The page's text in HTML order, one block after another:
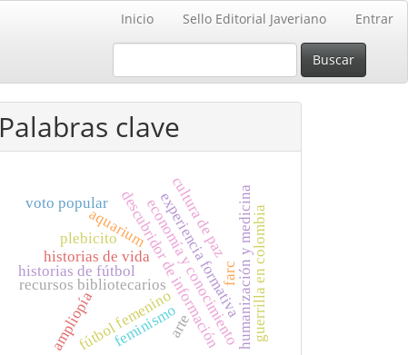
Inicio Sello Editorial Javeriano Entrar
Buscar
Palabras clave
descubridor de información
recursos bibliotecarios
aquariumeconomía y conocimientohumanización y medicina
historias de vida
ampliopía
historias de fútbol
fútbol femeninoexperiencia formativa
feminismoarte guerrilla en colombia
cultura de paz
plebicito
voto popular
farc